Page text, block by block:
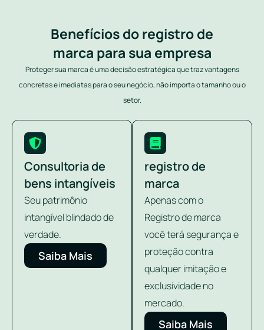
Benefícios do registro de
marca para sua empresa
Proteger sua marca é uma decisão estratégica que traz vantagens
concretas e imediatas para o seu negócio, não importa o tamanho ou o
setor.
Consultoria de
bens intangíveis
Seu patrimônio
intangível blindado de
verdade.
Saiba Mais
registro de
marca
Apenas com o
Registro de marca
você terá segurança e
proteção contra
qualquer imitação e
exclusividade no
mercado.
Saiba Mais